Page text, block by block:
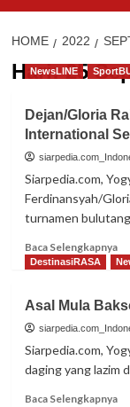
HOME 2022
Hari:25
NewsLINE
Dejan/Gloria
International
Siarpedia.com,
Ferdinansyah/
turnamen
Baca Selengkapnya
DestinasiRASA
Asal Mula
Siarpedia.com,
daging yang lazim
Baca Selengkapnya